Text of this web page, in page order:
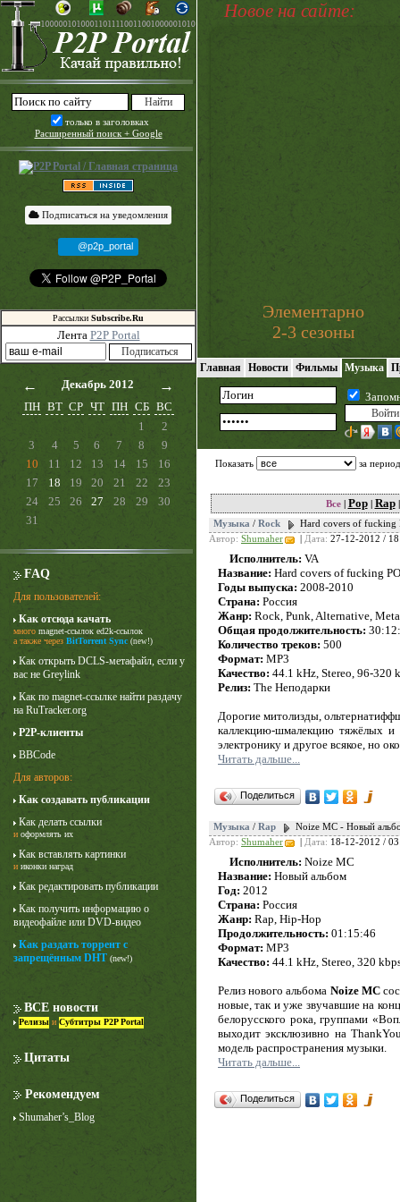
только в заголовках
Расширенный поиск + Google
Подписаться на уведомления
@p2p_portal
Рассылки Subscribe.Ru
Лента P2P Portal
← Декабрь 2012 →
ПН ВТ СР ЧТ ПН СБ ВС
1
2
3
4 5 6 7 8
9
10
11 12 13 14 15
16
17
18 19 20 21 22
23
24
25 26 27 28 29
30
31
FAQ
Для пользователей:
Как отсюда качать
много magnet-ссылок ed2k-ссылок
а также через BitTorrent Sync (new!)
Как открыть DCLS-метафайл, если у
вас не Greylink
Как по magnet-ссылке найти раздачу
на RuTracker.org
P2P-клиенты
BBCode
Для авторов:
Как создавать публикации
Как делать ссылки
и оформлять их
Как вставлять картинки
и иконки наград
Как редактировать публикации
Как получить информацию о
видеофайле или DVD-видео
Как раздать торрент с
запрещённым DHT (new!)
ВСЕ новости
Релизы и Субтитры P2P Portal
Цитаты
Рекомендуем
Shumaher’s_Blog
Новое на сайте:
Элементарно
2-3 сезоны
Карточный домик
3 сезон
Лучше звоните Солу
1 сезон
Главная Новости Фильмы Музыка
Показать за
Все| Pop| Rap
Музыка / Rock
Hard covers of fucking
Автор: Shumaher Дата: 27-12-2012 /
Исполнитель: VA
Название: Hard covers of fucking
Годы выпуска: 2008-2010
Страна: Россия
Жанр: Rock, Punk, Alternative,
Общая продолжительность:
Количество треков: 500
Формат: MP3
Качество: 44.1 kHz, Stereo, 96-320
Релиз: The Неподарки
Дорогие митолизды,
каллекцию-шмалекцию тяжёлых и
электронику и другое всякое, но
Читать дальше...
Поделиться
Музыка / Rap
Noize MC - Новый
Автор: Shumaher Дата: 18-12-2012 /
Исполнитель: Noize MC
Название: Новый альбом
Год: 2012
Страна: Россия
Жанр: Rap, Hip-Hop
Продолжительность: 01:15:46
Формат: MP3
Качество: 44.1 kHz, Stereo, 320
Релиз нового альбома Noize MC
новые, так и уже звучавшие на
белорусского рока, группами
выходит эксклюзивно на
модель распространения музыки.
Читать дальше...
Поделиться